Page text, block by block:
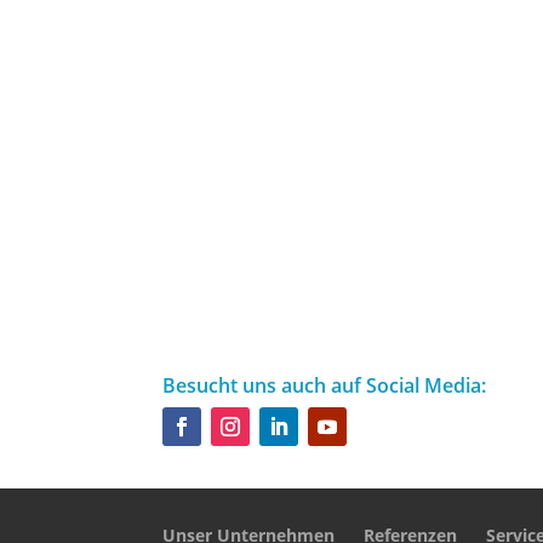
Besucht uns auch auf Social Media:
Unser Unternehmen Referenzen